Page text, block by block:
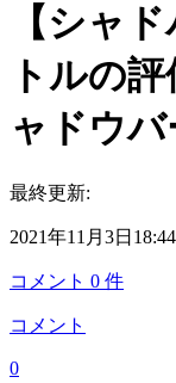
【シャ
トルの
ャドウバ
最終更新:
2021年11月3日18:44
コメント 0 件
コメント
0